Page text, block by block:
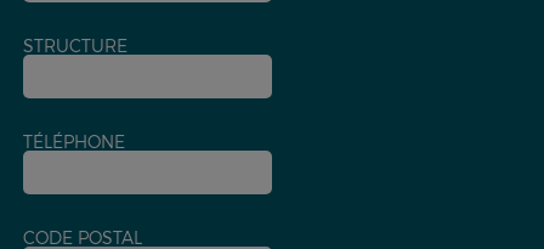
STRUCTURE
TÉLÉPHONE
CODE POSTAL